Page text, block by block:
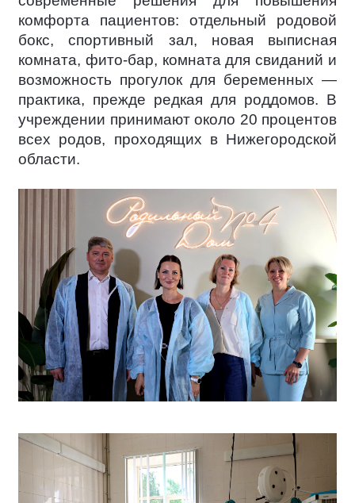
комфорта пациентов: отдельный родовой
бокс, спортивный зал, новая выписная
комната, фито-бар, комната для свиданий и
возможность прогулок для беременных —
практика, прежде редкая для роддомов. В
учреждении принимают около 20 процентов
всех родов, проходящих в Нижегородской
области.